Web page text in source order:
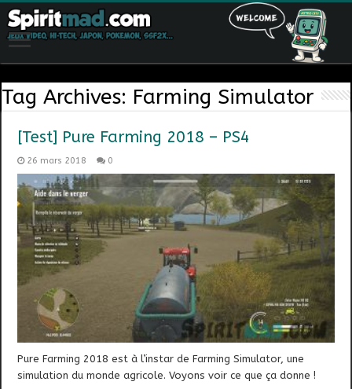
Tag Archives: Farming Simulator
[Test] Pure Farming 2018 – PS4
26 mars 2018 0
Pure Farming 2018 est à l’instar de Farming Simulator, une
simulation du monde agricole. Voyons voir ce que ça donne !